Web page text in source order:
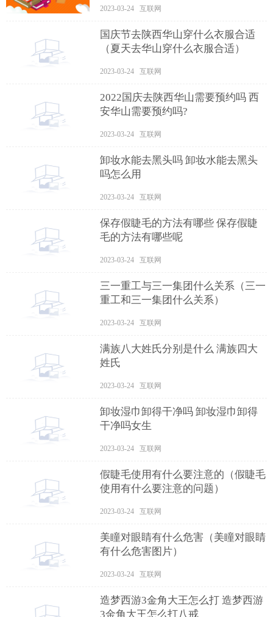
2023-03-24 互联网
国庆节去陕西华山穿什么衣服合适
（夏天去华山穿什么衣服合适）
2023-03-24 互联网
2022国庆去陕西华山需要预约吗 西
安华山需要预约吗?
2023-03-24 互联网
卸妆水能去黑头吗 卸妆水能去黑头
吗怎么用
2023-03-24 互联网
保存假睫毛的方法有哪些 保存假睫
毛的方法有哪些呢
2023-03-24 互联网
三一重工与三一集团什么关系（三一
重工和三一集团什么关系）
2023-03-24 互联网
满族八大姓氏分别是什么 满族四大
姓氏
2023-03-24 互联网
卸妆湿巾卸得干净吗 卸妆湿巾卸得
干净吗女生
2023-03-24 互联网
假睫毛使用有什么要注意的（假睫毛
使用有什么要注意的问题）
2023-03-24 互联网
美瞳对眼睛有什么危害（美瞳对眼睛
有什么危害图片）
2023-03-24 互联网
造梦西游3金角大王怎么打 造梦西游
3金角大王怎么打八戒